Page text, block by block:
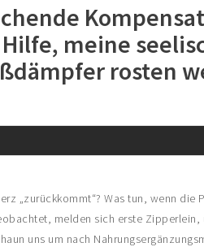
meine
rosten
„zurückkommt“? Was tun, wenn die
melden sich erste Zipperlein,
uns um nach